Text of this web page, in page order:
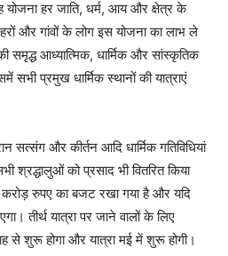
हर जाति, धर्म, आय और क्षेत्र के
और गांवों के लोग इस योजना का लाभ ले
समृद्ध आध्यात्मिक, धार्मिक और सांस्कृतिक
सभी प्रमुख धार्मिक स्थानों की यात्राएं
सत्संग और कीर्तन आदि धार्मिक गतिविधियां
श्रद्धालुओं को प्रसाद भी वितरित किया
रुपए का बजट रखा गया है और यदि
तीर्थ यात्रा पर जाने वालों के लिए
शुरू होगा और यात्रा मई में शुरू होगी।